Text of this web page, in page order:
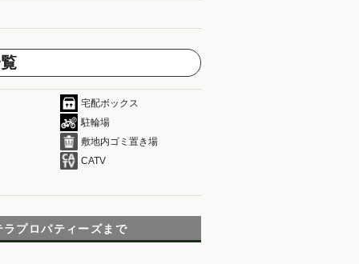
宅配ボックス
駐輪場
敷地内ゴミ置き場
CATV
ラプロパティーズまで